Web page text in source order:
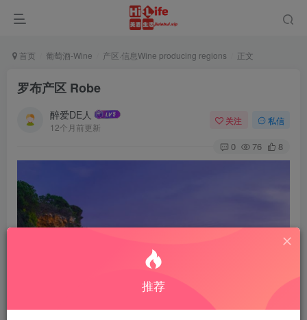
首页 葡萄酒-Wine 产区·信息Wine producing regions 正文
罗布产区 Robe
醉爱DE人
12个月前更新
关注 私信
0 76 8
推荐